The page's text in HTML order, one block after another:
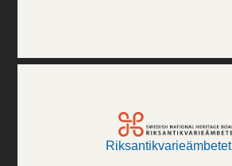
Riksantikvarieämbetet